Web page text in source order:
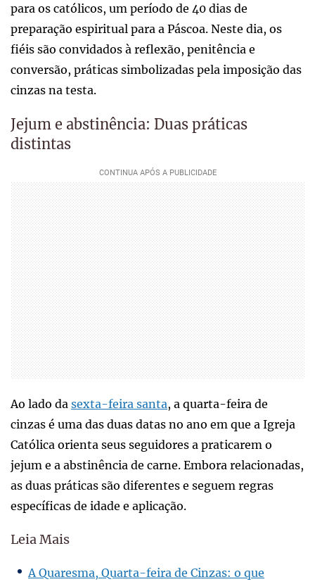
para os católicos, um período de 40 dias de
preparação espiritual para a Páscoa. Neste dia, os
fiéis são convidados à reflexão, penitência e
conversão, práticas simbolizadas pela imposição das
cinzas na testa.
Jejum e abstinência: Duas práticas
distintas
Ao lado da sexta-feira santa, a quarta-feira de
cinzas é uma das duas datas no ano em que a Igreja
Católica orienta seus seguidores a praticarem o
jejum e a abstinência de carne. Embora relacionadas,
as duas práticas são diferentes e seguem regras
específicas de idade e aplicação.
Leia Mais
A Quaresma, Quarta-feira de Cinzas: o que